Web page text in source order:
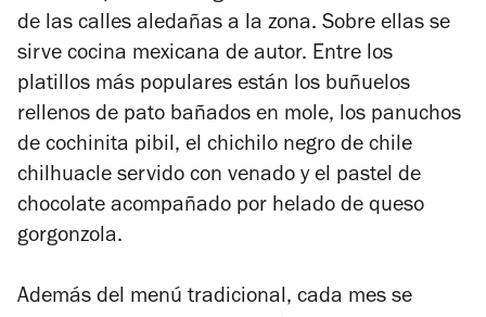
de las calles aledañas a la zona. Sobre ellas se
sirve cocina mexicana de autor. Entre los
platillos más populares están los buñuelos
rellenos de pato bañados en mole, los panuchos
de cochinita pibil, el chichilo negro de chile
chilhuacle servido con venado y el pastel de
chocolate acompañado por helado de queso
gorgonzola.
Además del menú tradicional, cada mes se